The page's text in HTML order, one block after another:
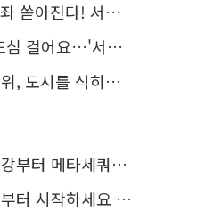
울시민대학 선착순 신청
자 페스티벌' 선착순 5천명
히는 시원한 해법은?
숲길까지…서울둘레길 15코스
하세요 '서울에디션25'